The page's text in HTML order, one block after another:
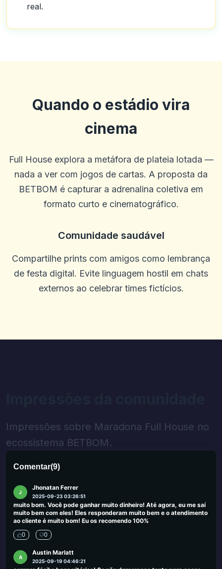
real.
Quando o estádio vira
cinema
Full House explora a metáfora de plateia lotada —
nada a ver com jogos de cartas. A proposta da
BETBOM é capturar a adrenalina coletiva em
formato curto e cinematográfico.
Comunidade saudável
Compartilhe prints com amigos como lembrança
de festa digital. Evite linguagem hostil em chats
externos ao celebrar times fictícios.
Impressões sobre Maradona Full House no
ecossistema BETBOM.
Comentar(9)
Site de design moderno, equipe simpática
0 0
Lee Guerrero
2025-10-15 07:14:12
Margaret Rodriguez
Ótimo cassino, muitas rodadas grátis
0
0 0
O
Olger Xhikselimi
2025-09-25 03:45:19
0 0
J
Jhonatan Ferrer
2025-09-23 03:26:51
muito bom. Você pode ganhar muito dinheiro! Até agora, eu me saí
muito bem com eles! Eles responderam muito bem e o atendimento
ao cliente é muito bom! Eu os recomendo 100%
0 0
A
Austin Marlatt
2025-09-19 04:46:21